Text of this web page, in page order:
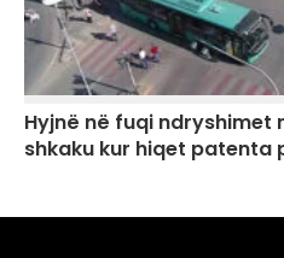
Hyjnë në fuqi ndryshimet
shkaku kur hiqet patenta